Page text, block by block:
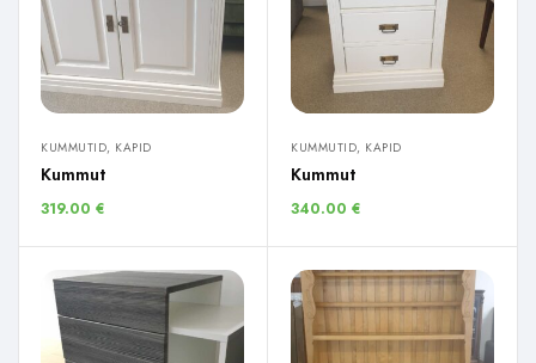
KUMMUTID, KAPID
Kummut
319.00 €
KUMMUTID, KAPID
Kummut
340.00 €